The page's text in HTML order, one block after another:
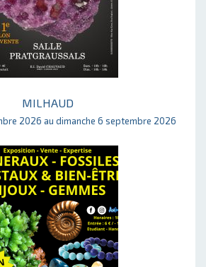
MILHAUD
2026 au dimanche 6 septembre 2026